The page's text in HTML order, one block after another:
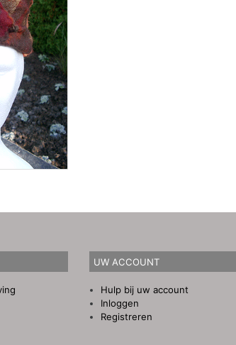
UW ACCOUNT
Hulp bij uw account
Inloggen
Registreren